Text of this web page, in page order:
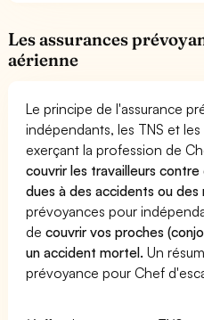
Les assurances
aérienne
Le principe de l'assurance
indépendants, les TNS et
exerçant la profession de
couvrir les travailleurs
dues à des accidents ou des
prévoyances pour
decouvrir vos proches
un accident mortel. Un
prévoyance pour Chef